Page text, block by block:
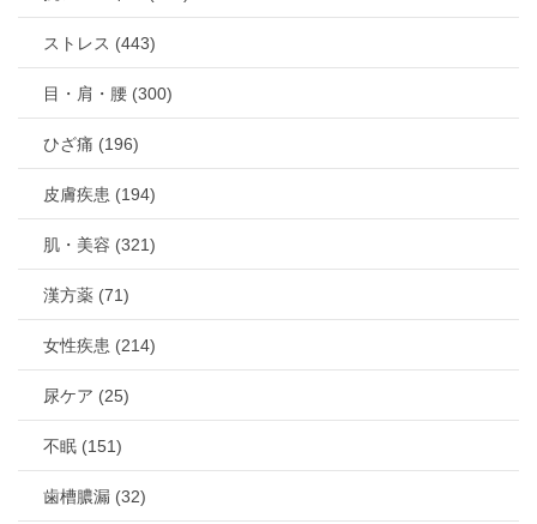
ストレス (443)
目・肩・腰 (300)
ひざ痛 (196)
皮膚疾患 (194)
肌・美容 (321)
漢方薬 (71)
女性疾患 (214)
尿ケア (25)
不眠 (151)
歯槽膿漏 (32)